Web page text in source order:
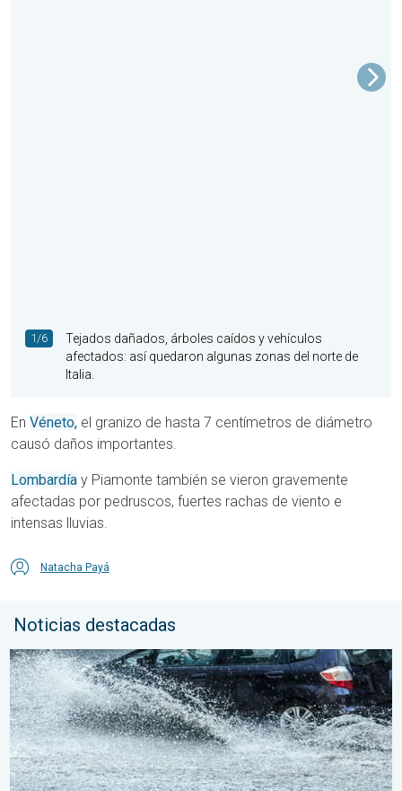
1/6
Tejados dañados, árboles caídos y vehículos
afectados: así quedaron algunas zonas del norte de
Italia.
En Véneto, el granizo de hasta 7 centímetros de diámetro
causó daños importantes.
Lombardía y Piamonte también se vieron gravemente
afectadas por pedruscos, fuertes rachas de viento e
intensas lluvias.
Natacha Payá
Noticias destacadas
Carreteras inundadas peligrosas. Medidas de seguridad. . .